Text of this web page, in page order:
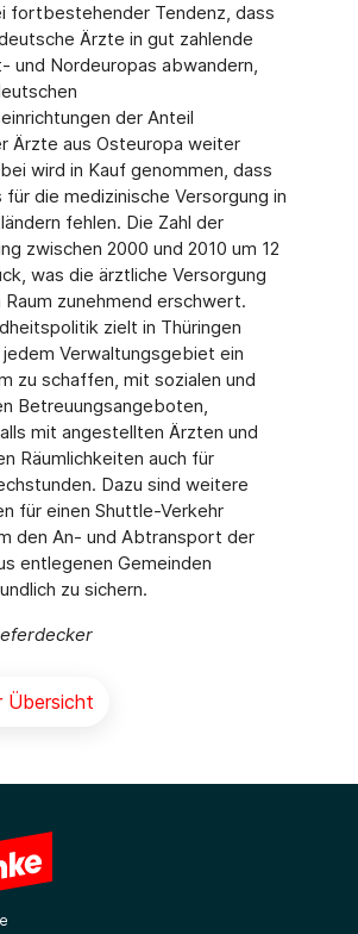
fortbestehender Tendenz, dass
Ärzte in gut zahlende
und Nordeuropas abwandern,
der Anteil
Ärzte aus Osteuropa weiter
wird in Kauf genommen, dass
die medizinische Versorgung in
fehlen. Die Zahl der
zwischen 2000 und 2010 um 12
was die ärztliche Versorgung
Raum zunehmend erschwert.
zielt in Thüringen
Verwaltungsgebiet ein
zu schaffen, mit sozialen und
Betreuungsangeboten,
mit angestellten Ärzten und
Räumlichkeiten auch für
Dazu sind weitere
für einen Shuttle-Verkehr
den An- und Abtransport der
entlegenen Gemeinden
zu sichern.
Übersicht